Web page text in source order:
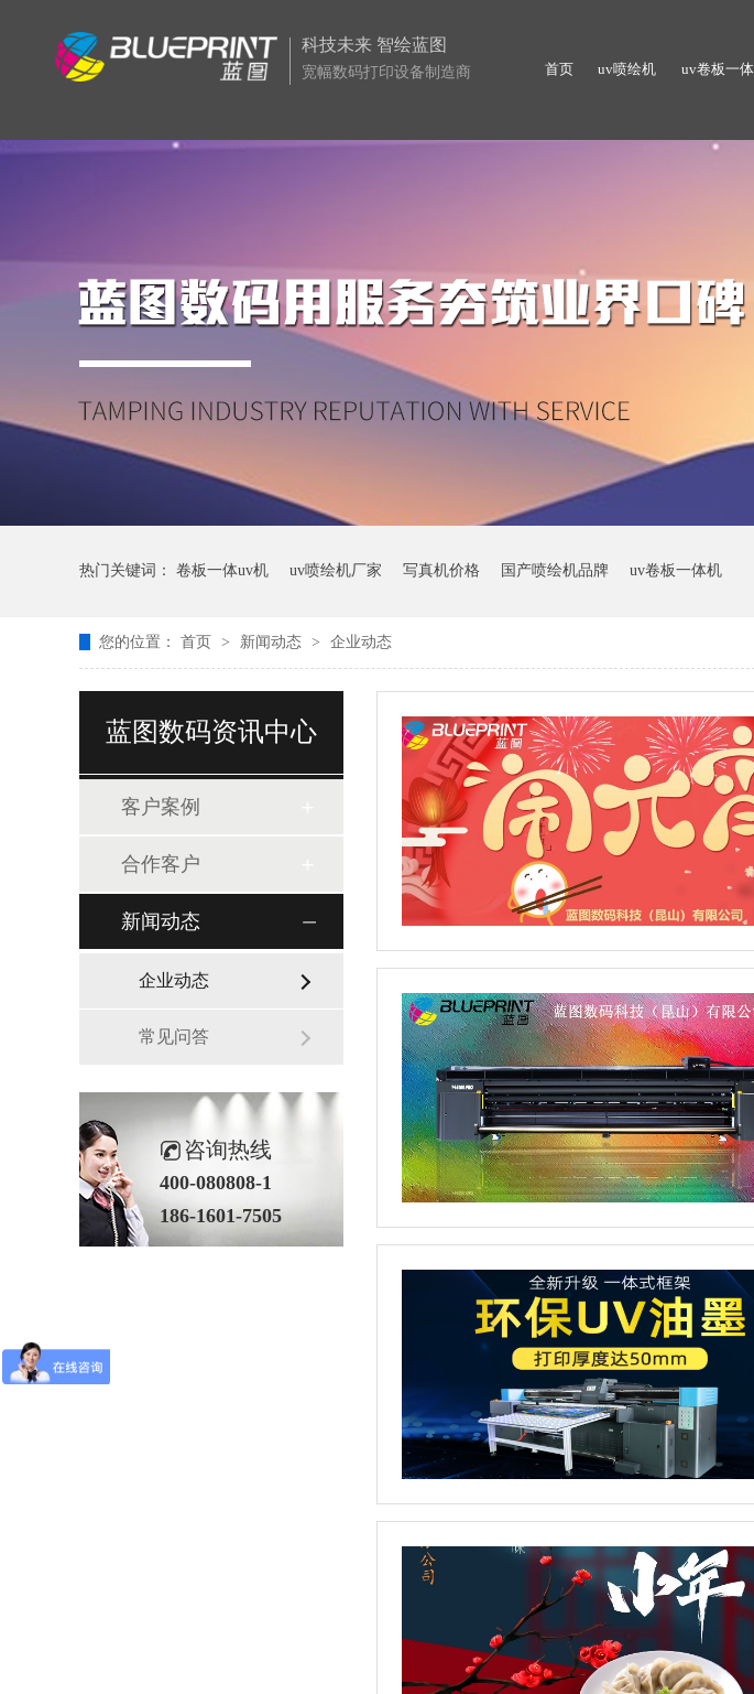
科技未来 智绘蓝图
宽幅数码打印设备制造商 首页 uv喷绘机 uv卷板一
热门关键词： 卷板一体uv机 uv喷绘机厂家 写真机价格 国产喷绘机品牌 uv卷板一体机
您的位置： 首页 > 新闻动态 > 企业动态
蓝图数码资讯中心
客户案例
合作客户
新闻动态
企业动态
常见问答
咨询热线
400-080808-1
186-1601-7505